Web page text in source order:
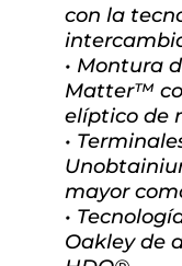
con la
• Montura
Matter™
elíptico de
•
mayor
•
Oakley de